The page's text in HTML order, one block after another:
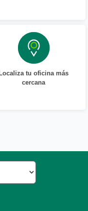
tu oficina más
cercana